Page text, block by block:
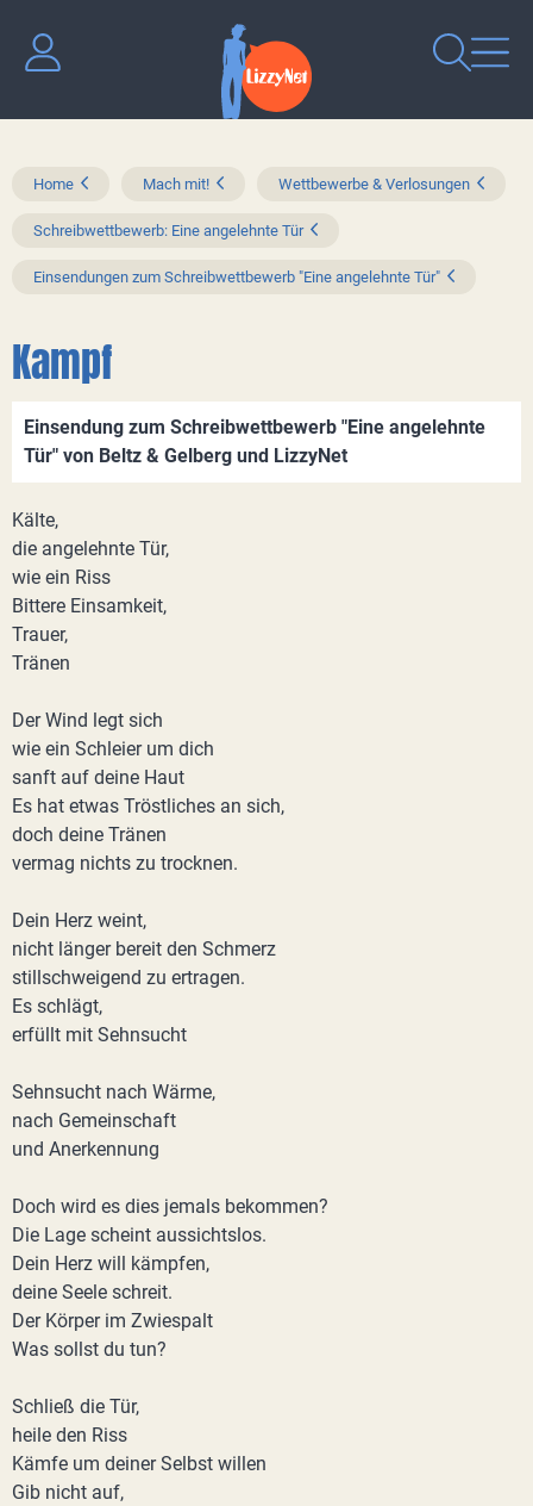
Home Mach mit! Wettbewerbe & Verlosungen
Schreibwettbewerb: Eine angelehnte Tür
Einsendungen zum Schreibwettbewerb "Eine angelehnte Tür"
Kampf
Einsendung zum Schreibwettbewerb "Eine angelehnte
Tür" von Beltz & Gelberg und LizzyNet
Kälte,
die angelehnte Tür,
wie ein Riss
Bittere Einsamkeit,
Trauer,
Tränen
Der Wind legt sich
wie ein Schleier um dich
sanft auf deine Haut
Es hat etwas Tröstliches an sich,
doch deine Tränen
vermag nichts zu trocknen.
Dein Herz weint,
nicht länger bereit den Schmerz
stillschweigend zu ertragen.
Es schlägt,
erfüllt mit Sehnsucht
Sehnsucht nach Wärme,
nach Gemeinschaft
und Anerkennung
Doch wird es dies jemals bekommen?
Die Lage scheint aussichtslos.
Dein Herz will kämpfen,
deine Seele schreit.
Der Körper im Zwiespalt
Was sollst du tun?
Schließ die Tür,
heile den Riss
Kämfe um deiner Selbst willen
Gib nicht auf,